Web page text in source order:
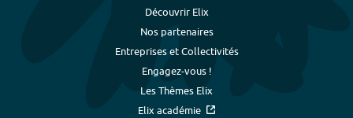
Découvrir Elix
Nos partenaires
Entreprises et Collectivités
Engagez-vous !
Les Thèmes Elix
Elix académie